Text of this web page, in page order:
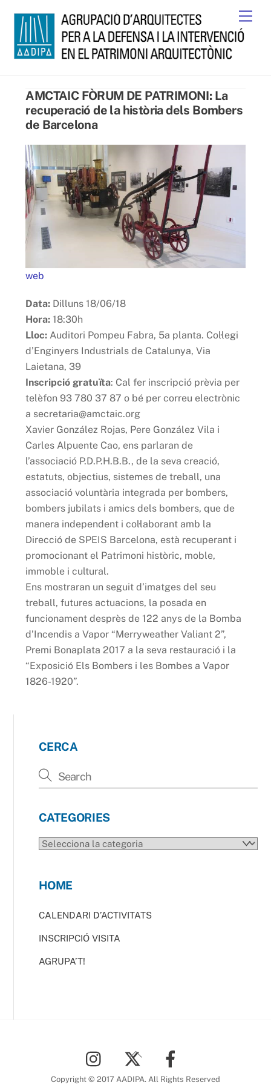
content
AMCTAIC FÒRUM DE PATRIMONI: La
recuperació de la història dels Bombers
de Barcelona
web
Data: Dilluns 18/06/18
Hora: 18:30h
Lloc: Auditori Pompeu Fabra, 5a planta. Col·legi
d’Enginyers Industrials de Catalunya, Via
Laietana, 39
Inscripció gratuïta: Cal fer inscripció prèvia per
telèfon 93 780 37 87 o bé per correu electrònic
a secretaria@amctaic.org
Xavier González Rojas, Pere González Vila i
Carles Alpuente Cao, ens parlaran de
l’associació P.D.P.H.B.B., de la seva creació,
estatuts, objectius, sistemes de treball, una
associació voluntària integrada per bombers,
bombers jubilats i amics dels bombers, que de
manera independent i col·laborant amb la
Direcció de SPEIS Barcelona, està recuperant i
promocionant el Patrimoni històric, moble,
immoble i cultural.
Ens mostraran un seguit d’imatges del seu
treball, futures actuacions, la posada en
funcionament desprès de 122 anys de la Bomba
d’Incendis a Vapor “Merryweather Valiant 2”,
Premi Bonaplata 2017 a la seva restauració i la
“Exposició Els Bombers i les Bombes a Vapor
1826-1920”.
CERCA
CATEGORIES
CATEGORIES
HOME
CALENDARI D’ACTIVITATS
INSCRIPCIÓ VISITA
AGRUPA’T!
To
Top
Copyright © 2017 AADIPA. All Rights Reserved